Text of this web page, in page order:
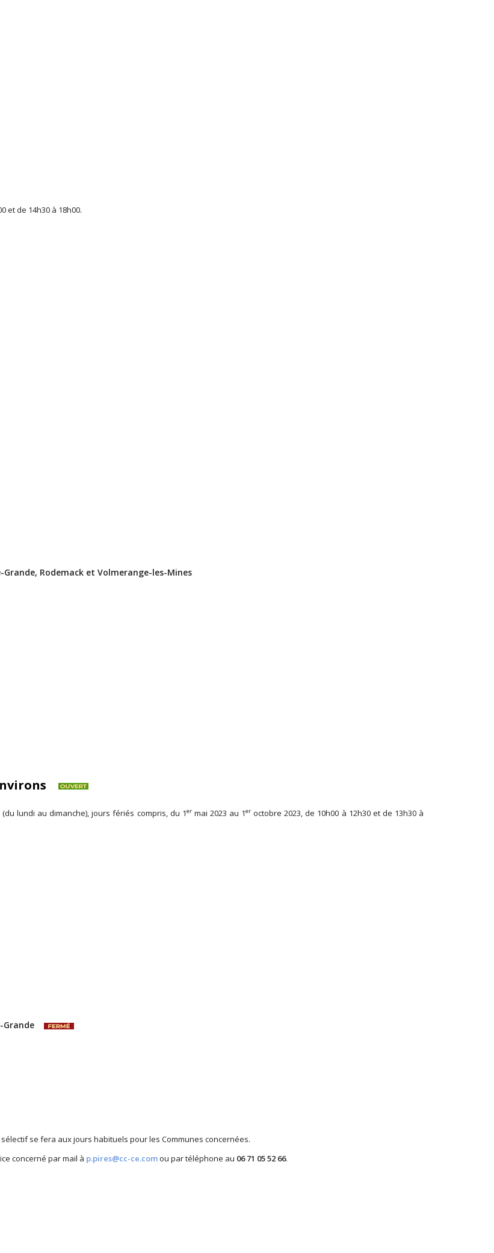
et de 14h30 à 18h00.
Rodemack et Volmerange-les-Mines
lundi au dimanche), jours fériés compris, du 1ermai 2023 au 1er octobre 2023, de 10h00 à 12h30 et de 13h30 à
Grande
se fera aux jours habituels pour les Communes concernées.
concerné par mail à p.pires@cc-ce.comou par téléphone au 06 71 05 52 66.